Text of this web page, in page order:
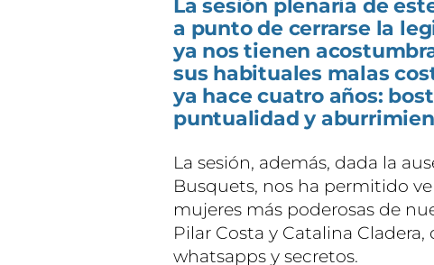
La sesión plenaria de
a punto de cerrarse la
ya nos tienen
sus habituales malas
ya hace cuatro años:
puntualidad y
La sesión, además, dada la
Busquets, nos ha permitido
mujeres más poderosas de
Pilar Costa y Catalina
whatsapps y secretos.